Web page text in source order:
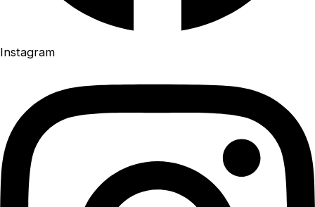
Instagram